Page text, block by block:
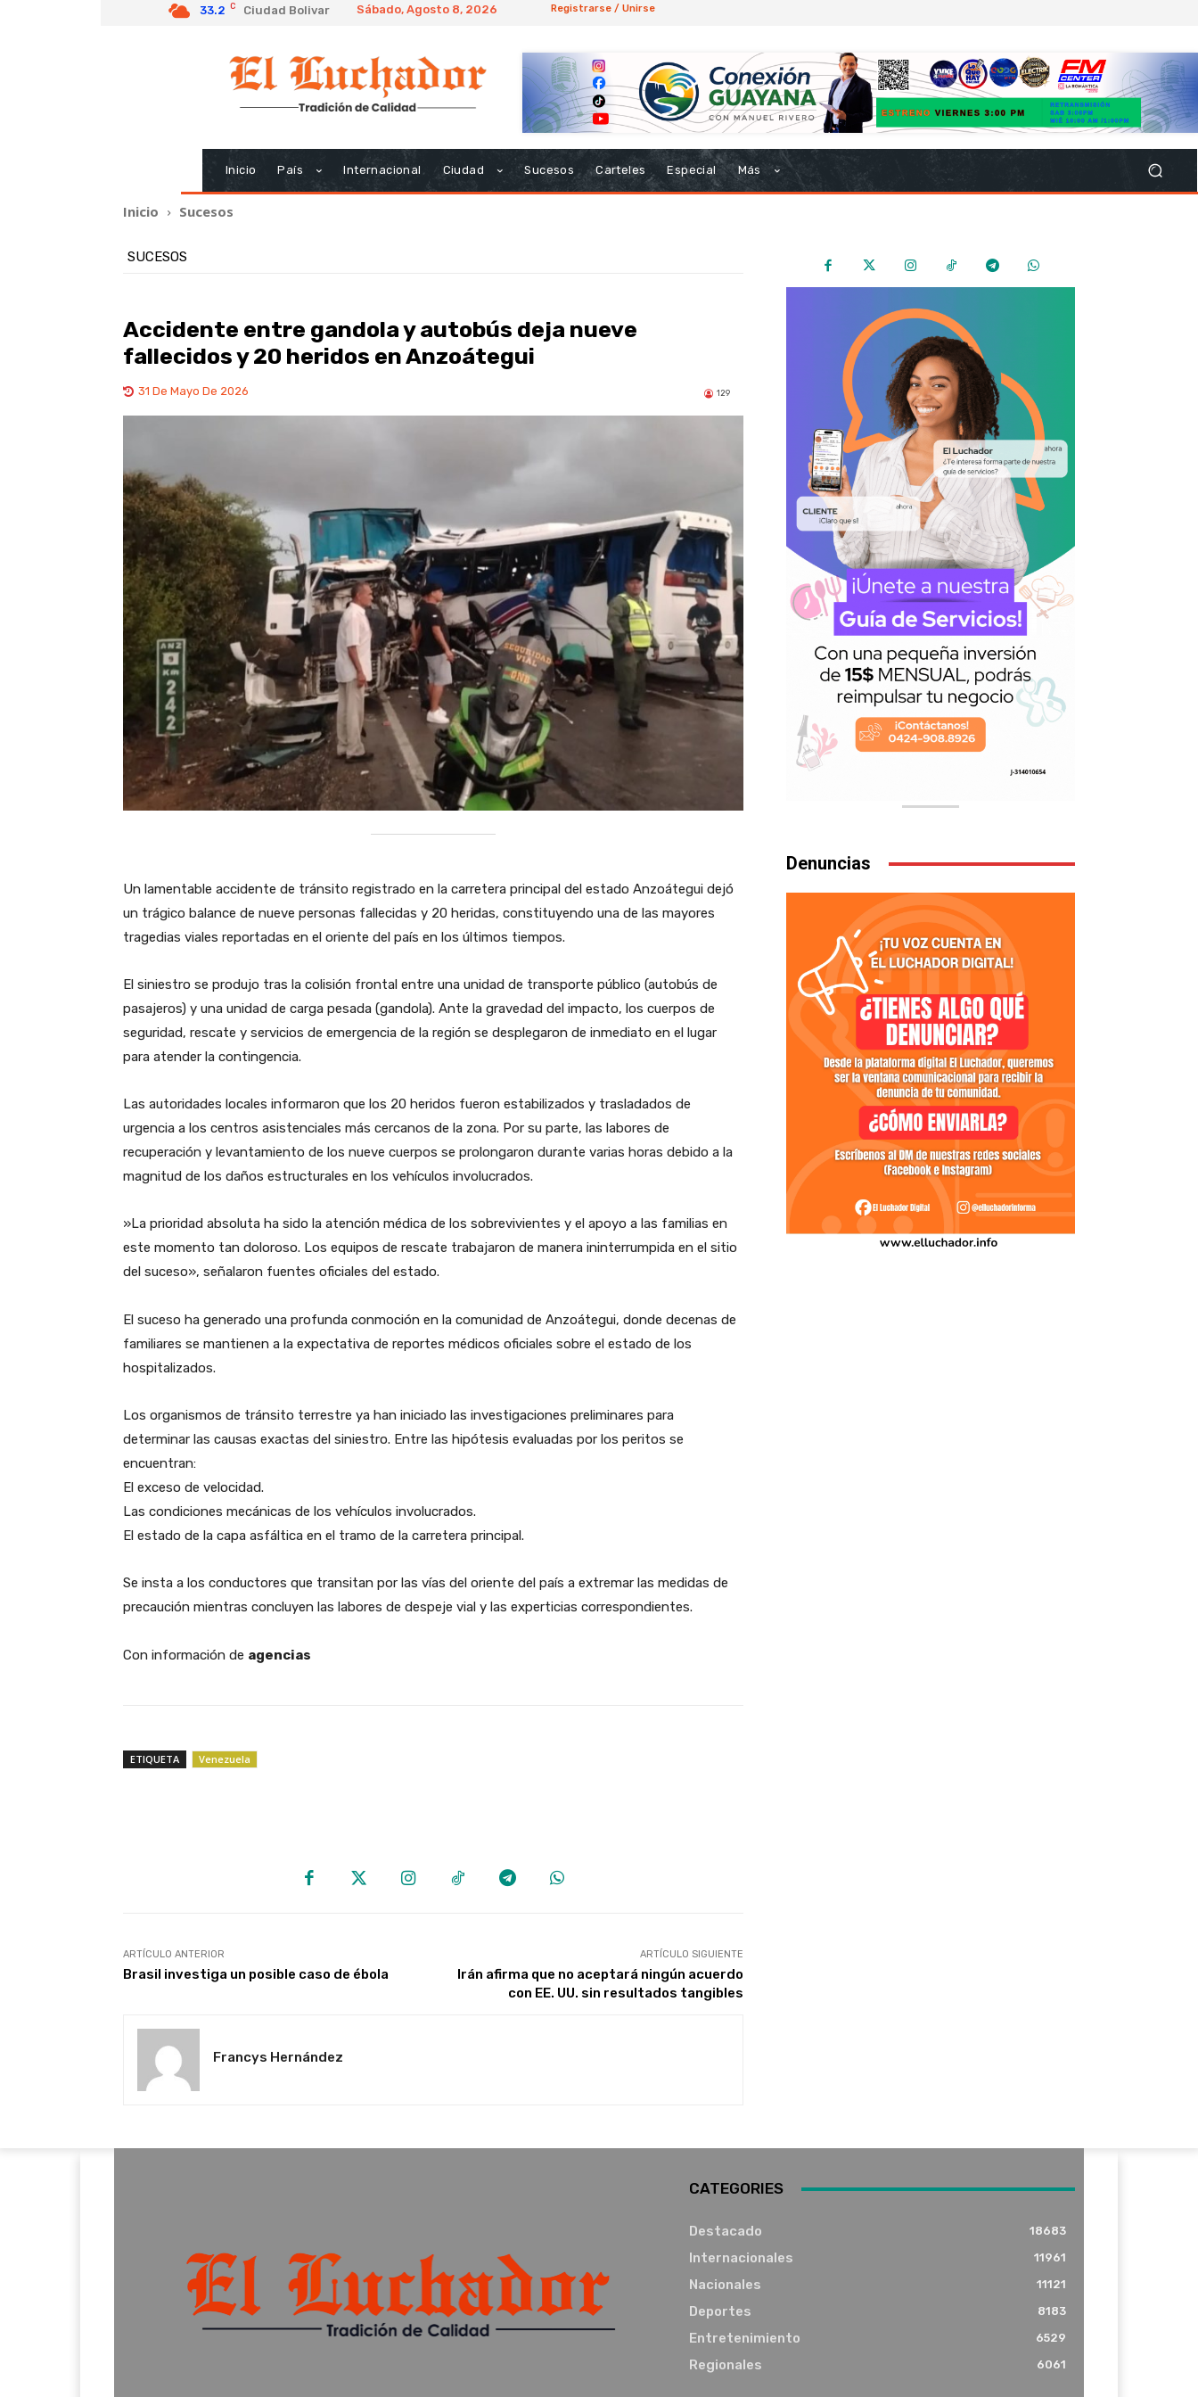
33.2 C Ciudad Bolivar Sábado, Agosto 8, 2026 Registrarse / Unirse
Inicio País Internacional Ciudad Sucesos Carteles Especial Más
Inicio Sucesos
SUCESOS
Accidente entre gandola y autobús deja nueve
fallecidos y 20 heridos en Anzoátegui
31 De Mayo De 2026 129
Un lamentable accidente de tránsito registrado en la carretera principal del estado Anzoátegui dejó
un trágico balance de nueve personas fallecidas y 20 heridas, constituyendo una de las mayores
tragedias viales reportadas en el oriente del país en los últimos tiempos.
​El siniestro se produjo tras la colisión frontal entre una unidad de transporte público (autobús de
pasajeros) y una unidad de carga pesada (gandola). Ante la gravedad del impacto, los cuerpos de
seguridad, rescate y servicios de emergencia de la región se desplegaron de inmediato en el lugar
para atender la contingencia.
​Las autoridades locales informaron que los 20 heridos fueron estabilizados y trasladados de
urgencia a los centros asistenciales más cercanos de la zona. Por su parte, las labores de
recuperación y levantamiento de los nueve cuerpos se prolongaron durante varias horas debido a la
magnitud de los daños estructurales en los vehículos involucrados.
​»La prioridad absoluta ha sido la atención médica de los sobrevivientes y el apoyo a las familias en
este momento tan doloroso. Los equipos de rescate trabajaron de manera ininterrumpida en el sitio
del suceso», señalaron fuentes oficiales del estado.
​El suceso ha generado una profunda conmoción en la comunidad de Anzoátegui, donde decenas de
familiares se mantienen a la expectativa de reportes médicos oficiales sobre el estado de los
hospitalizados.
​Los organismos de tránsito terrestre ya han iniciado las investigaciones preliminares para
determinar las causas exactas del siniestro. Entre las hipótesis evaluadas por los peritos se
encuentran:
​El exceso de velocidad.
​Las condiciones mecánicas de los vehículos involucrados.
​El estado de la capa asfáltica en el tramo de la carretera principal.
​Se insta a los conductores que transitan por las vías del oriente del país a extremar las medidas de
precaución mientras concluyen las labores de despeje vial y las experticias correspondientes.
Con información de agencias
ETIQUETA Venezuela
ARTÍCULO ANTERIOR
Brasil investiga un posible caso de ébola
ARTÍCULO SIGUIENTE
Irán afirma que no aceptará ningún acuerdo
con EE. UU. sin resultados tangibles
Francys Hernández
Denuncias
CATEGORIES
Destacado 18683
Internacionales 11961
Nacionales 11121
Deportes 8183
Entretenimiento 6529
Regionales 6061